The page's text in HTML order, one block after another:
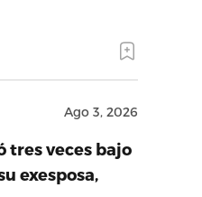
Ago 3, 2026
tres veces bajo
exesposa,